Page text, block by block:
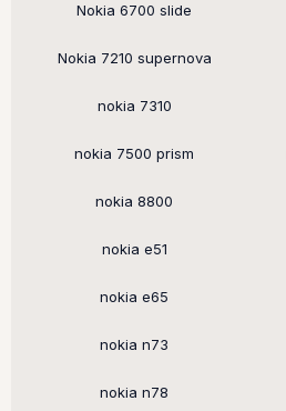
Nokia 6700 slide
Nokia 7210 supernova
nokia 7310
nokia 7500 prism
nokia 8800
nokia e51
nokia e65
nokia n73
nokia n78